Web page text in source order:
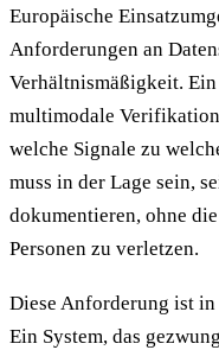
Europäische
Anforderungen an
Verhältnismäßigkeit.
multimodale
welche Signale zu
muss in der Lage sein,
dokumentieren, ohne
Personen zu verletzen.
Diese Anforderung ist
Ein System, das